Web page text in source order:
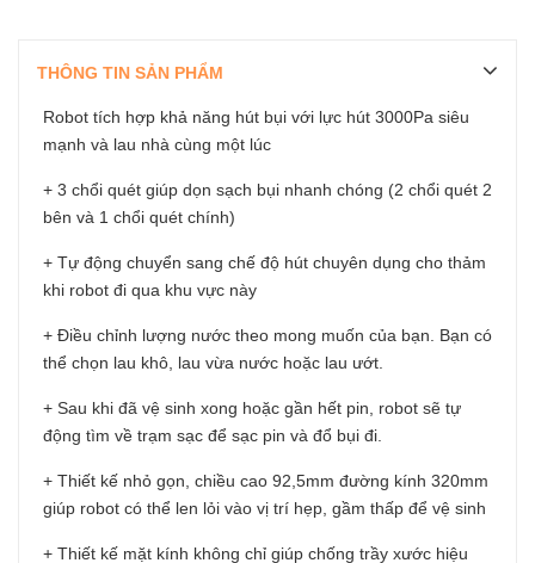
THÔNG TIN SẢN PHẨM
Robot tích hợp khả năng hút bụi với lực hút 3000Pa siêu
mạnh và lau nhà cùng một lúc
+ 3 chổi quét giúp dọn sạch bụi nhanh chóng (2 chổi quét 2
bên và 1 chổi quét chính)
+ Tự động chuyển sang chế độ hút chuyên dụng cho thảm
khi robot đi qua khu vực này
+ Điều chỉnh lượng nước theo mong muốn của bạn. Bạn có
thể chọn lau khô, lau vừa nước hoặc lau ướt.
+ Sau khi đã vệ sinh xong hoặc gần hết pin, robot sẽ tự
động tìm về trạm sạc để sạc pin và đổ bụi đi.
+ Thiết kế nhỏ gọn, chiều cao 92,5mm đường kính 320mm
giúp robot có thể len lỏi vào vị trí hẹp, gầm thấp để vệ sinh
+ Thiết kế mặt kính không chỉ giúp chống trầy xước hiệu